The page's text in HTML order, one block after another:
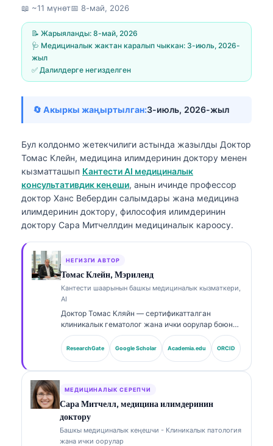
📖 ~11 мүнөт📅 8-май, 2026
📝 Жарыяланды: 8-май, 2026
🩺 Медициналык жактан каралып чыккан: 3-июль, 2026-
жыл
✅ Далилдерге негизделген
🔄 Акыркы жаңыртылган:3-июль, 2026-жыл
Бул колдонмо жетекчилиги астында жазылды Доктор
Томас Клейн, медицина илимдеринин доктору менен
кызматташып Кантести AI медициналык
консультативдик кеңеши, анын ичинде профессор
доктор Ханс Вебердин салымдары жана медицина
илимдеринин доктору, философия илимдеринин
доктору Сара Митчеллдин медициналык кароосу.
НЕГИЗГИ АВТОР
Томас Клейн, Мэриленд
Кантести шаарынын башкы медициналык кызматкери,
AI
Доктор Томас Кляйн — сертификатталган
клиникалык гематолог жана ички оорулар боюнча
дарыгер, лабораториялык медицина жана AI
менен колдоого алынган клиникалык анализ
тармагында 15 жылдан ашык тажрыйбасы бар.
тармагынын медициналык тактыгына клиникалык
көзөмөл жүргүзөт. Доктор Кляйн биомаркерлерди
чечмелөө жана лабораториялык диагностика
боюнча лабораториялык медицина темаларына
байланыштуу кеңири жарыялады.
ResearchGate Google Scholar Academia.edu ORCID
МЕДИЦИНАЛЫК СЕРЕПЧИ
Сара Митчелл, медицина илимдеринин
доктору
Башкы медициналык кеңешчи - Клиникалык патология
жана ички оорулар